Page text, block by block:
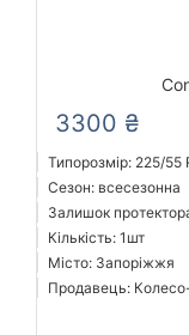
3300 ₴
Типорозмір: 225/55
Сезон: всесезонна
Залишок
Кількість: 1шт
Місто: Запоріжжя
Продавець: